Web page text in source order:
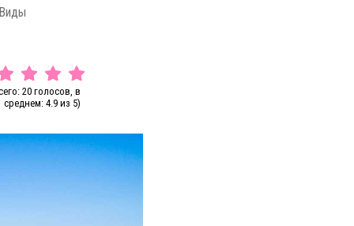
20 голосов, в
среднем: 4.9 из 5)